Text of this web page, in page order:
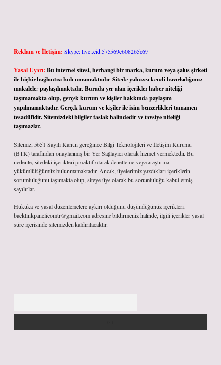
Reklam ve İletişim: Skype: live:.cid.575569c608265c69
Yasal Uyarı: Bu internet sitesi, herhangi bir marka, kurum veya şahıs şirketi
ile hiçbir bağlantısı bulunmamaktadır. Sitede yalnızca kendi hazırladığımız
makaleler paylaşılmaktadır. Burada yer alan içerikler haber niteliği
taşımamakta olup, gerçek kurum ve kişiler hakkında paylaşım
yapılmamaktadır. Gerçek kurum ve kişiler ile isim benzerlikleri tamamen
tesadüfidir. Sitemizdeki bilgiler taslak halindedir ve tavsiye niteliği
taşımazlar.
Sitemiz, 5651 Sayılı Kanun gereğince Bilgi Teknolojileri ve İletişim Kurumu
(BTK) tarafından onaylanmış bir Yer Sağlayıcı olarak hizmet vermektedir. Bu
nedenle, sitedeki içerikleri proaktif olarak denetleme veya araştırma
yükümlülüğümüz bulunmamaktadır. Ancak, üyelerimiz yazdıkları içeriklerin
sorumluluğunu taşımakta olup, siteye üye olarak bu sorumluluğu kabul etmiş
sayılırlar.
Hukuka ve yasal düzenlemelere aykırı olduğunu düşündüğünüz içerikleri,
backlinkpanelicomtr@gmail.comadresine bildirmeniz halinde, ilgili içerikler yasal
süre içerisinde sitemizden kaldırılacaktır.